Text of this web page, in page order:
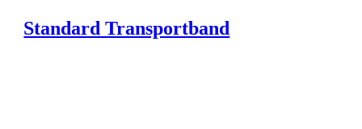
Standard Transportband